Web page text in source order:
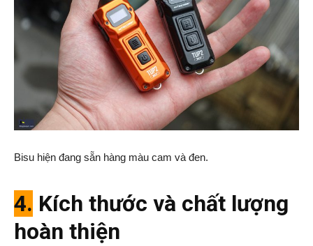
Bisu hiện đang sẵn hàng màu cam và đen.
4. Kích thước và chất lượng
hoàn thiện